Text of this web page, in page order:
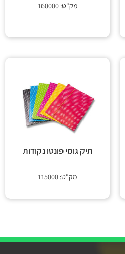
מק"ט: 160000
תיק גומי פונטו נקודות
מק"ט: 115000